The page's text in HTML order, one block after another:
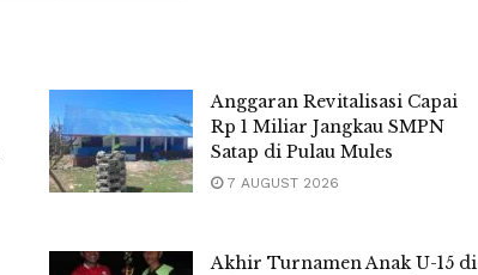
Anggaran Revitalisasi Capai
Rp 1 Miliar Jangkau SMPN
Satap di Pulau Mules
7 AUGUST 2026
Akhir Turnamen Anak U-15 di